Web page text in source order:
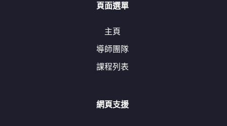
頁面選單
主頁
導師團隊
課程列表
網頁支援